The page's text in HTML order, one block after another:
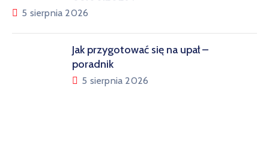
5 sierpnia 2026
Jak przygotować się na upał –
poradnik
5 sierpnia 2026